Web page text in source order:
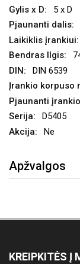
5 x D
DIN 6539
D5405
Ne
Apžvalgos
KREIPKITĖS Į